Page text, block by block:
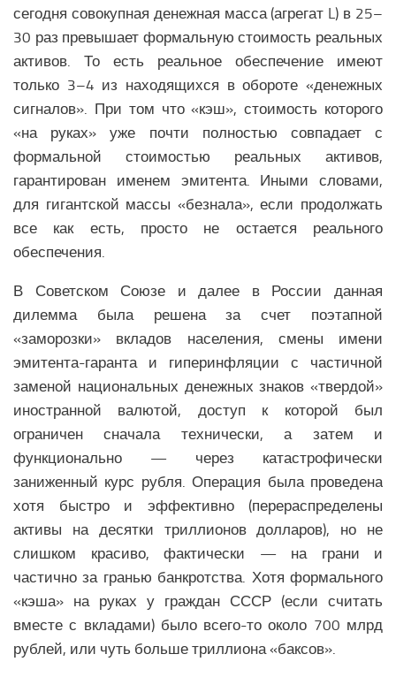
сегодня совокупная денежная масса (агрегат L) в 25–
30 раз превышает формальную стоимость реальных
активов. То есть реальное обеспечение имеют
только 3–4 из находящихся в обороте «денежных
сигналов». При том что «кэш», стоимость которого
«на руках» уже почти полностью совпадает с
формальной стоимостью реальных активов,
гарантирован именем эмитента. Иными словами,
для гигантской массы «безнала», если продолжать
все как есть, просто не остается реального
обеспечения.
В Советском Союзе и далее в России данная
дилемма была решена за счет поэтапной
«заморозки» вкладов населения, смены имени
эмитента-гаранта и гиперинфляции с частичной
заменой национальных денежных знаков «твердой»
иностранной валютой, доступ к которой был
ограничен сначала технически, а затем и
функционально — через катастрофически
заниженный курс рубля. Операция была проведена
хотя быстро и эффективно (перераспределены
активы на десятки триллионов долларов), но не
слишком красиво, фактически — на грани и
частично за гранью банкротства. Хотя формального
«кэша» на руках у граждан СССР (если считать
вместе с вкладами) было всего-то около 700 млрд
рублей, или чуть больше триллиона «баксов».